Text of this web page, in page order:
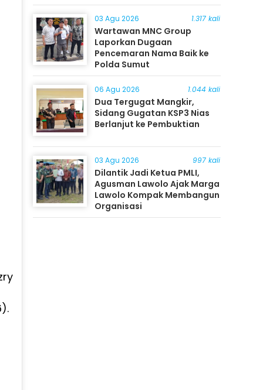
03 Agu 2026 1.317 kali
Wartawan MNC Group
Laporkan Dugaan
Pencemaran Nama Baik ke
Polda Sumut
06 Agu 2026 1.044 kali
Dua Tergugat Mangkir,
Sidang Gugatan KSP3 Nias
Berlanjut ke Pembuktian
03 Agu 2026 997 kali
Dilantik Jadi Ketua PMLI,
Agusman Lawolo Ajak Marga
Lawolo Kompak Membangun
Organisasi